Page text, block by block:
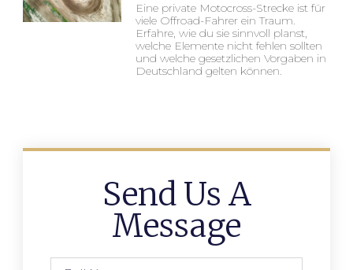
Eine private Motocross-Strecke ist für
viele Offroad-Fahrer ein Traum.
Erfahre, wie du sie sinnvoll planst,
welche Elemente nicht fehlen sollten
und welche gesetzlichen Vorgaben in
Deutschland gelten können.
Send Us A
Message